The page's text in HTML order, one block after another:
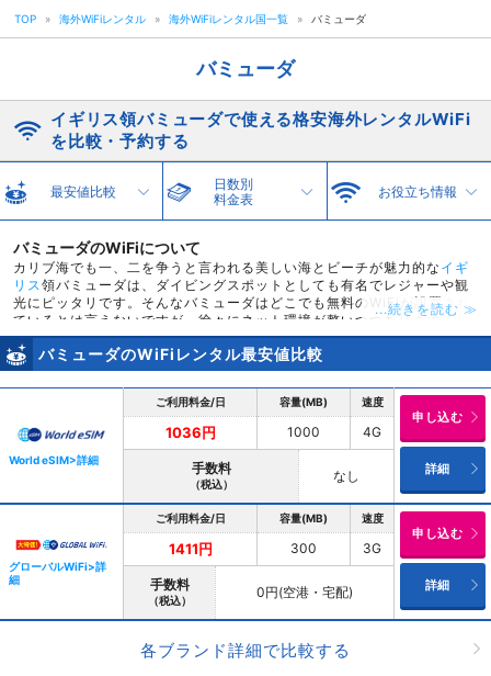
TOP » 海外WiFiレンタル » 海外WiFiレンタル国一覧 » バミューダ
バミューダ
イギリス領バミューダで使える格安海外レンタルWiFi
を比較・予約する
最安値比較
日数別
料金表
お役立ち情報
バミューダのWiFiについて
カリブ海でも一、二を争うと言われる美しい海とビーチが魅力的な イギ
リス領バミューダは、ダイビングスポットとしても有名でレジャーや観
光にピッタリです。そんなバミューダはどこでも無料のWiFiが設置され
ているとは言えないですが、徐々にネット環境が整いつつあります。一
部のホテルやカフェ、レストランには無料WiFiが提供されていますが、
行った先にWiFi環境があるかどうかは事前に調べる必要があるでしょ
う。スカイチケットが紹介するバミューダで利用できるWiFiルーターが
あれば、旅先でもネット環境が充実し、家族への連絡などもネット環境
の有無関係なく可能です。予約から受け取りまでの手続きも簡単で、初
めてWiFiルーターを使う方でも安心。疲れて帰国した後のWiFiルーター
の返却も、面倒な手続きもなく空港の返却BOXに返すだけなので、1台
あればきっと旅先での観光も楽しめますよ。
...続きを読む ≫
バミューダのWiFiレンタル最安値比較
World eSIM>詳細
ご利用料金/日 容量(MB) 速度
1036円 1000 4G
手数料
（税込） なし
申し込む
詳細
グローバルWiFi>詳
細
ご利用料金/日 容量(MB) 速度
1411円 300 3G
手数料
（税込） 0円(空港・宅配)
申し込む
詳細
各ブランド詳細で比較する